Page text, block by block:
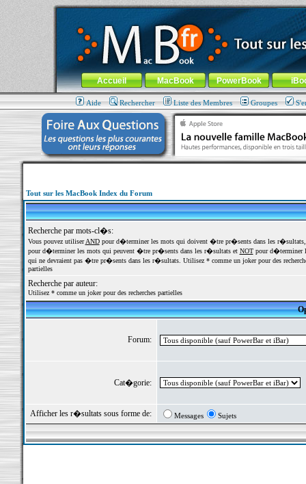
MacBook-fr.com : 100% Apple... 100% nomade !
Aller au contenu-Aller au menu général-Aller au menu de
Menu général
Accueil MacBook PowerBook
Aide Rechercher Liste des Membres Groupes
Tout sur les MacBook Index du Forum
Recherche par mots-cl�s:
Vous pouvez utiliserANDpour d�terminer les mots qui doivent �tre pr�sents dans les
pour d�terminer les mots qui peuvent �tre pr�sents dans les r�sultats et NOTpour d�terminer
qui ne devraient pas �tre pr�sents dans les r�sultats. Utilisez * comme un joker pour des
partielles
Recherche par auteur:
Utilisez * comme un joker pour des recherches partielles
Forum:
Cat�gorie:
Afficher les r�sultats sous forme de: Messages Sujets